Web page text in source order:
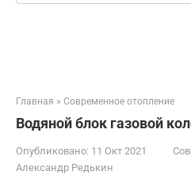
Главная » Современное отопление
Водяной блок газовой
Опубликовано: 11 Окт 2021
Александр Редькин